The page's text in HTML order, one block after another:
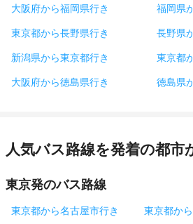
大阪府から福岡県行き 福岡県
東京都から長野県行き 長野県
新潟県から東京都行き 東京都
大阪府から徳島県行き 徳島県
人気バス路線を発着の都市
東京発のバス路線
東京都から名古屋市行き
東京都か